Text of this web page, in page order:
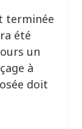
terminée
été
un
à
doit